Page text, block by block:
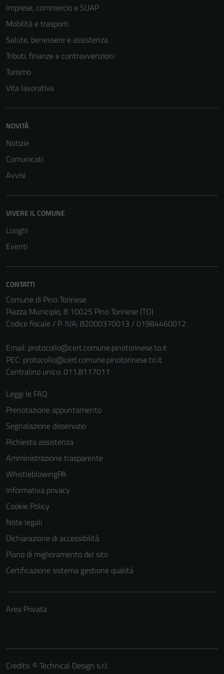
Imprese, commercio e SUAP
Mobilità e trasporti
Salute, benessere e assistenza
Tributi, finanze e contravvenzioni
Turismo
Vita lavorativa
NOVITÀ
Notizie
Comunicati
Avvisi
VIVERE IL COMUNE
Luoghi
Eventi
CONTATTI
Comune di Pino Torinese
Piazza Municipio, 8 10025 Pino Torinese (TO)
Codice fiscale / P. IVA: 82000370013 / 01984460012
Email: protocollo@cert.comune.pinotorinese.to.it
PEC: protocollo@cert.comune.pinotorinese.to.it
Centralino unico: 011.8117011
Leggi le FAQ
Prenotazione appuntamento
Segnalazione disservizio
Richiesta assistenza
Amministrazione trasparente
WhistleblowingPA
Informativa privacy
Cookie Policy
Note legali
Dichiarazione di accessibilità
Piano di miglioramento del sito
Certificazione sistema gestione qualità
Area Privata
Credits: ©Technical Design s.r.l.